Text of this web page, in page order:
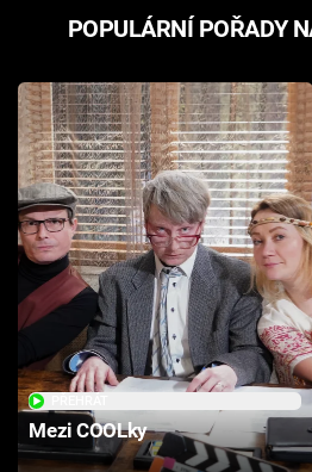
POPULÁRNÍ POŘADY
Mezi COOLky